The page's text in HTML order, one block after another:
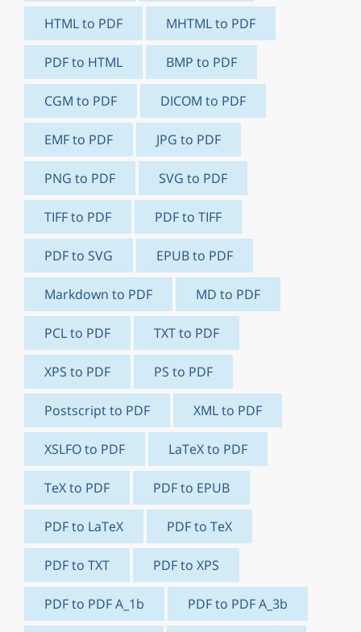
HTML to PDF MHTML to PDF
PDF to HTML BMP to PDF
CGM to PDF DICOM to PDF
EMF to PDF JPG to PDF
PNG to PDF SVG to PDF
TIFF to PDF PDF to TIFF
PDF to SVG EPUB to PDF
Markdown to PDF MD to PDF
PCL to PDF TXT to PDF
XPS to PDF PS to PDF
Postscript to PDF XML to PDF
XSLFO to PDF LaTeX to PDF
TeX to PDF PDF to EPUB
PDF to LaTeX PDF to TeX
PDF to TXT PDF to XPS
PDF to PDF A_1b PDF to PDF A_3b